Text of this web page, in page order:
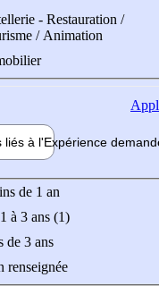
- Restauration /
/ Animation
liés à l'Expérience
de 1 an
à 3 ans (1)
de 3 ans
renseignée